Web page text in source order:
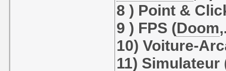
8 ) Point &
9 ) FPS (Doom
10) Voiture-
11) Simulateur